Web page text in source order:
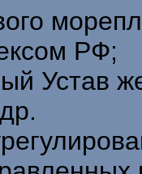
РФ;
Устав